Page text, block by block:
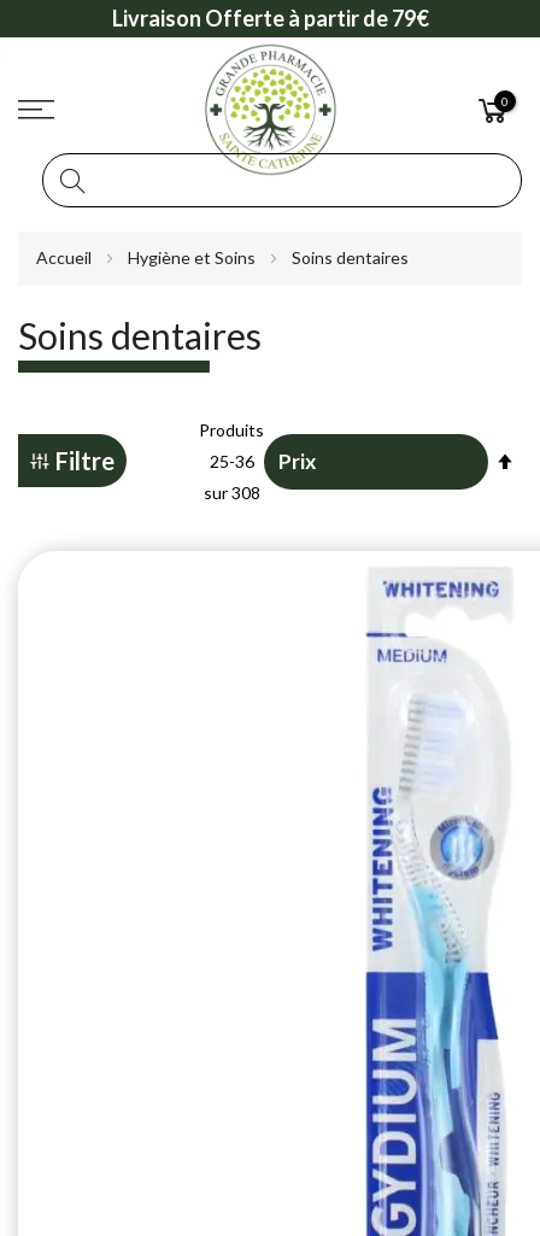
Livraison Offerte à partir de 79€
0
Accueil Hygiène et Soins Soins dentaires
Soins dentaires
Filtre
Produits
25-36
sur308